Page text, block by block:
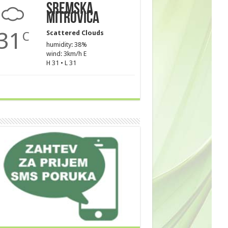
C
Sremska
Mitrovica
Scattered Clouds
humidity: 38%
wind: 3km/h E
H 31 • L 31